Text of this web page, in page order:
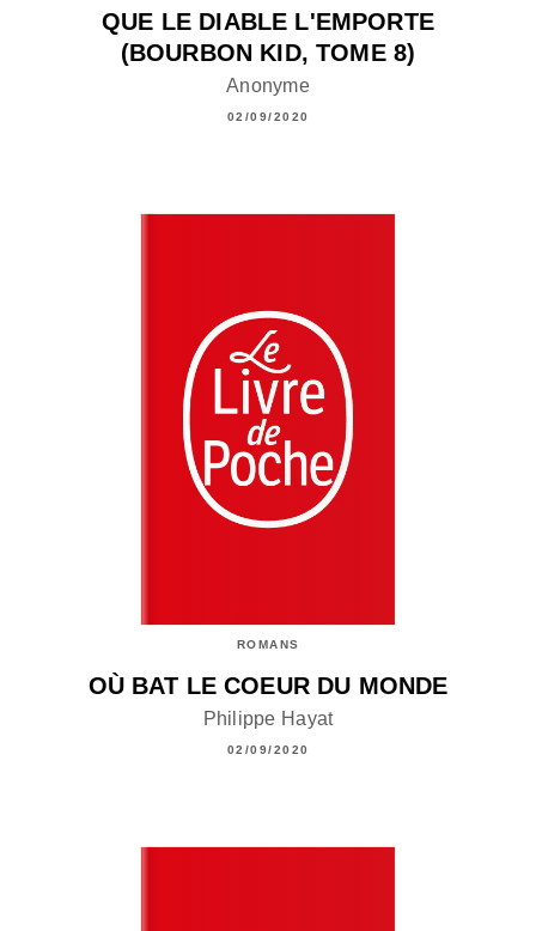
QUE LE DIABLE L'EMPORTE
(BOURBON KID, TOME 8)
Anonyme
02/09/2020
ROMANS
OÙ BAT LE COEUR DU MONDE
Philippe Hayat
02/09/2020